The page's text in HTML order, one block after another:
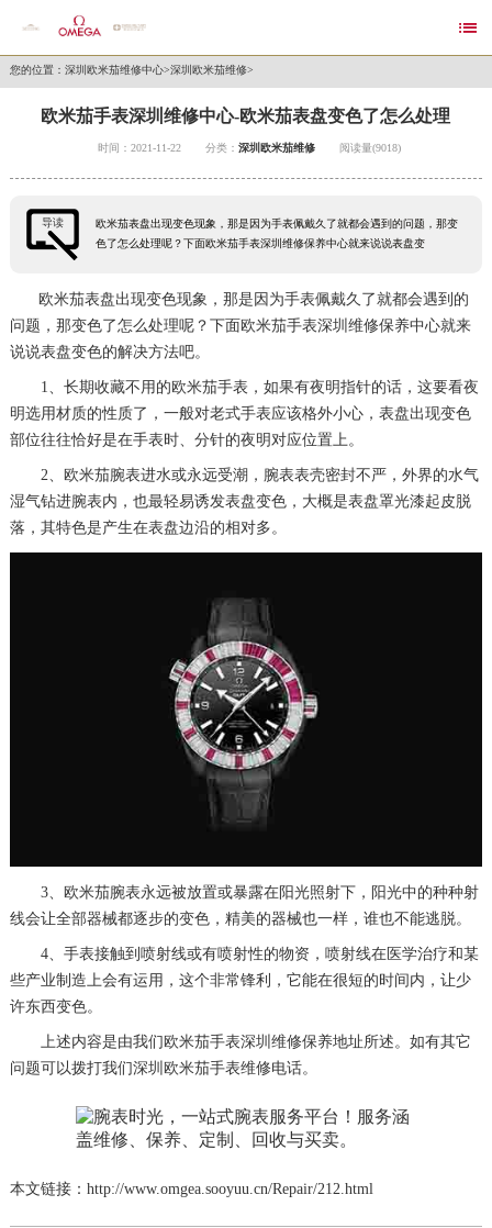

您的位置： 深圳欧米茄维修中心>深圳欧米茄维修>
欧米茄手表深圳维修中心-欧米茄表盘变色了怎么处理
时间：2021-11-22 分类： 深圳欧米茄维修 阅读量(9018)
导读
欧米茄表盘出现变色现象，那是因为手表佩戴久了就都会遇到的问题，那变
色了怎么处理呢？下面欧米茄手表深圳维修保养中心就来说说表盘变
欧米茄表盘出现变色现象，那是因为手表佩戴久了就都会遇到的
问题，那变色了怎么处理呢？下面欧米茄手表深圳维修保养中心就来
说说表盘变色的解决方法吧。
1、长期收藏不用的欧米茄手表，如果有夜明指针的话，这要看夜
明选用材质的性质了，一般对老式手表应该格外小心，表盘出现变色
部位往往恰好是在手表时、分针的夜明对应位置上。
2、欧米茄腕表进水或永远受潮，腕表表壳密封不严，外界的水气
湿气钻进腕表内，也最轻易诱发表盘变色，大概是表盘罩光漆起皮脱
落，其特色是产生在表盘边沿的相对多。
3、欧米茄腕表永远被放置或暴露在阳光照射下，阳光中的种种射
线会让全部器械都逐步的变色，精美的器械也一样，谁也不能逃脱。
4、手表接触到喷射线或有喷射性的物资，喷射线在医学治疗和某
些产业制造上会有运用，这个非常锋利，它能在很短的时间内，让少
许东西变色。
上述内容是由我们欧米茄手表深圳维修保养地址所述。如有其它
问题可以拨打我们深圳欧米茄手表维修电话。
本文链接：http://www.omgea.sooyuu.cn/Repair/212.html